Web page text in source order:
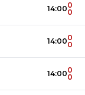
14:000
0
14:000
0
14:000
0